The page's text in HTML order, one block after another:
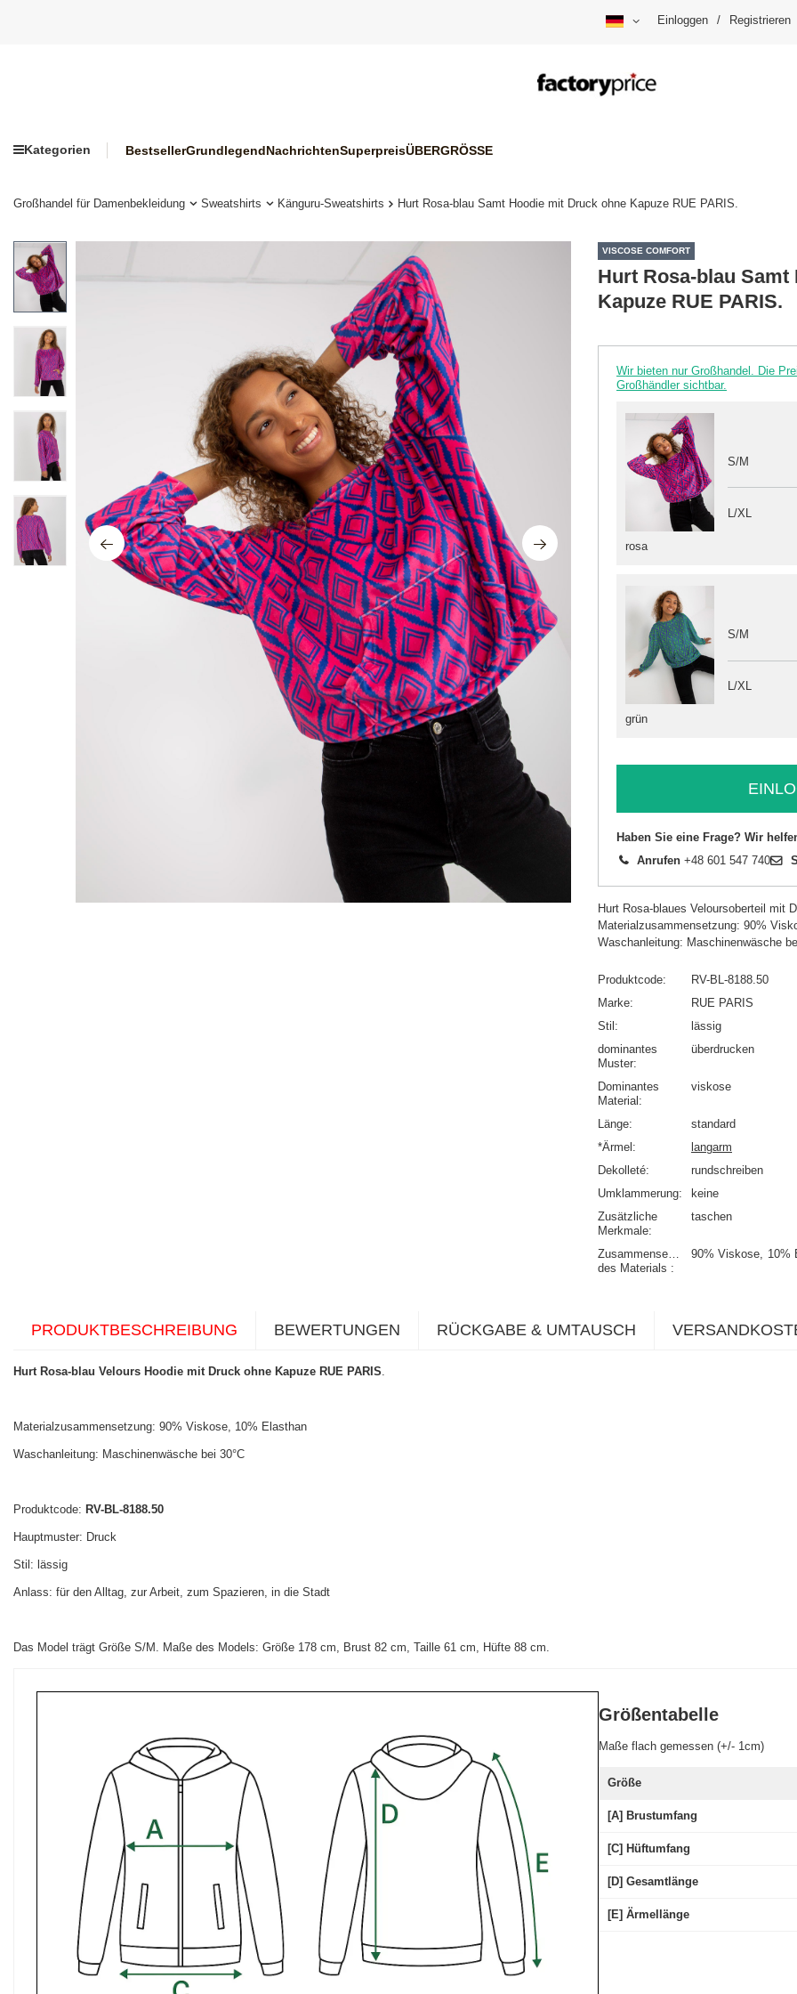
Einloggen / Registrieren
Kategorien BestsellerGrundlegendNachrichtenSuperpreisÜBERGRÖSSE
Großhandel für Damenbekleidung Sweatshirts Känguru-Sweatshirts Hurt Rosa-blau Samt Hoodie mit Druck ohne Kapuze RUE PARIS.
VISCOSE COMFORT
Hurt Rosa-blau
Kapuze RUE PARIS.
Wir bieten nur Großhandel. Die
Großhändler sichtbar.
grün
S/M
L/XL
rosa
S/M
L/XL
Haben Sie eine Frage? Wir
Anrufen +48 601 547 740
Hurt Rosa-blaues Veloursoberteil mit
Materialzusammensetzung: 90%
Waschanleitung: Maschinenwäsche
Produktcode
RV-BL-8188.50
Marke
RUE PARIS
Stil
lässig
dominantes
Muster
überdrucken
Dominantes
Material
viskose
Länge
standard
*Ärmel
langarm
Dekolleté
rundschreiben
Umklammerung
keine
Zusätzliche
Merkmale
taschen
Zusammensetzung
des Materials
90% Viskose 10%
PRODUKTBESCHREIBUNG BEWERTUNGEN RÜCKGABE & UMTAUSCH
Hurt Rosa-blau Velours Hoodie mit Druck ohne Kapuze RUE PARIS.
Materialzusammensetzung: 90% Viskose, 10% Elasthan
Waschanleitung: Maschinenwäsche bei 30°C
Produktcode: RV-BL-8188.50
Hauptmuster: Druck
Stil: lässig
Anlass: für den Alltag, zur Arbeit, zum Spazieren, in die Stadt
Das Model trägt Größe S/M. Maße des Models: Größe 178 cm, Brust 82 cm, Taille 61 cm, Hüfte 88 cm.
Größentabelle
Maße flach gemessen (+/- 1cm)
Größe
[A] Brustumfang
[C] Hüftumfang
[D] Gesamtlänge
[E] Ärmellänge